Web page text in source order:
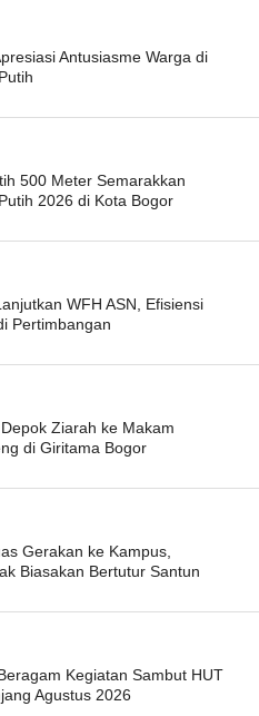
Antusiasme Warga di
500 Meter Semarakkan
2026 di Kota Bogor
WFH ASN, Efisiensi
Pertimbangan
Ziarah ke Makam
di Giritama Bogor
Gerakan ke Kampus,
Biasakan Bertutur Santun
Kegiatan Sambut HUT
Agustus 2026